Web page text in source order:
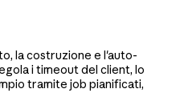
la costruzione e l'auto-
i timeout del client, lo
tramite job pianificati,